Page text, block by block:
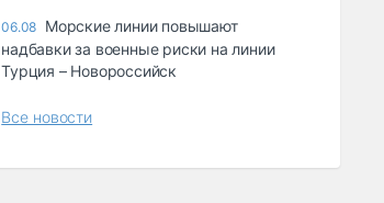
06.08 Морские линии повышают
надбавки за военные риски на линии
Турция – Новороссийск
Все новости